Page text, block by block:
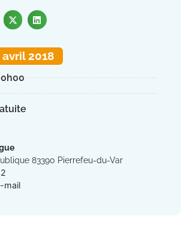
avril 2018
83390 Pierrefeu-du-Var
mail